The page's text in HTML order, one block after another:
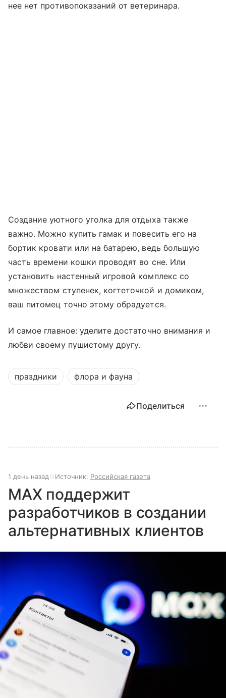
нее нет противопоказаний от ветеринара.
Создание уютного уголка для отдыха также
важно. Можно купить гамак и повесить его на
бортик кровати или на батарею, ведь большую
часть времени кошки проводят во сне. Или
установить настенный игровой комплекс со
множеством ступенек, когтеточкой и домиком,
ваш питомец точно этому обрадуется.
И самое главное: уделите достаточно внимания и
любви своему пушистому другу.
праздники флора и фауна
Поделиться
1 день назад Источник: Российская газета
MAX поддержит
разработчиков в создании
альтернативных клиентов